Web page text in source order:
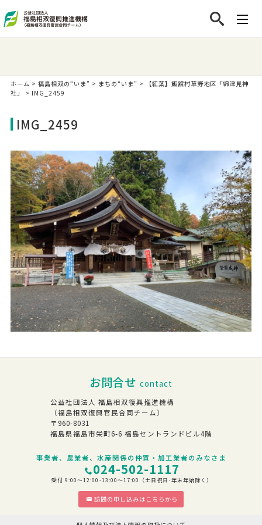
ホーム > 福島相双の“いま” > まちの“いま” >
【紅葉】飯舘村草野地区「綿津見神
社」
> IMG_2459
IMG_2459
お問合せ contact
公益社団法人 福島相双復興推進機構
（福島相双復興官民合同チーム）
〒960-8031
福島県福島市栄町6-6 福島セントランドビル4階
事業者、農業者、水産関係の仲買・加工業者のみなさま
024-502-1117
受付 9:00～12:00･13:00～17:00（土日祝日･年末年始除く）
訪問の申し込みはこちらから